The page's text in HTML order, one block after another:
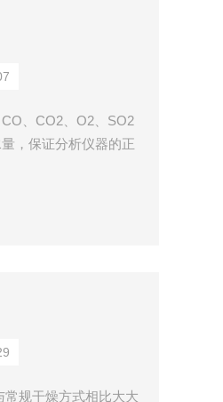
、CO2、O2、SO2
，保证分析仪器的正
规干燥方式相比大大